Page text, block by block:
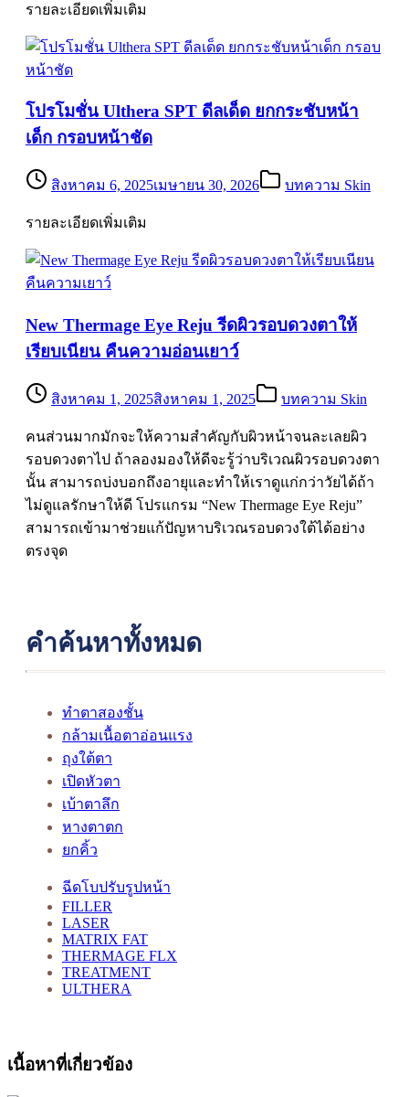
รายละเอียดเพิ่มเติม
โปรโมชั่น Ulthera SPT ดีลเด็ด ยกกระชับหน้า
เด็ก กรอบหน้าชัด
สิงหาคม 6, 2025เมษายน 30, 2026 บทความ Skin
รายละเอียดเพิ่มเติม
New Thermage Eye Reju รีดผิวรอบดวงตาให้
เรียบเนียน คืนความอ่อนเยาว์
สิงหาคม 1, 2025สิงหาคม 1, 2025 บทความ Skin
คนส่วนมากมักจะให้ความสำคัญกับผิวหน้าจนละเลยผิว
รอบดวงตาไป ถ้าลองมองให้ดีจะรู้ว่าบริเวณผิวรอบดวงตา
นั้น สามารถบ่งบอกถึงอายุและทำให้เราดูแก่กว่าวัยได้ถ้า
ไม่ดูแลรักษาให้ดี โปรแกรม “New Thermage Eye Reju”
สามารถเข้ามาช่วยแก้ปัญหาบริเวณรอบดวงใต้ได้อย่าง
ตรงจุด
คำค้นหาทั้งหมด
ทำตาสองชั้น
กล้ามเนื้อตาอ่อนแรง
ถุงใต้ตา
เปิดหัวตา
เบ้าตาลึก
หางตาตก
ยกคิ้ว
ฉีดโบปรับรูปหน้า
FILLER
LASER
MATRIX FAT
THERMAGE FLX
TREATMENT
ULTHERA
เนื้อหาที่เกี่ยวข้อง